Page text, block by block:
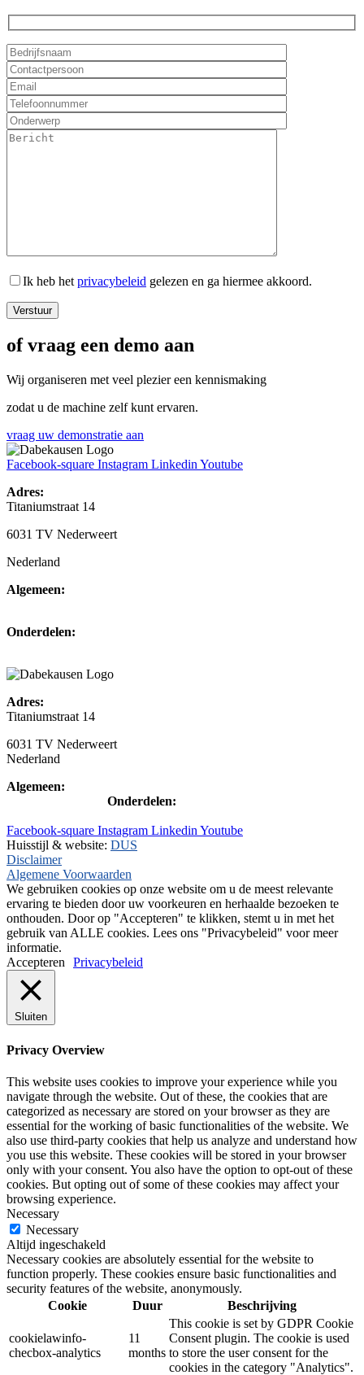
Ik heb het privacybeleid gelezen en ga hiermee akkoord.
of vraag een demo aan
Wij organiseren met veel plezier een kennismaking
zodat u de machine zelf kunt ervaren.
vraag uw demonstratie aan
Facebook-square Instagram Linkedin Youtube
Adres:
Titaniumstraat 14
6031 TV Nederweert
Nederland
Algemeen:
Onderdelen:
Adres:
Titaniumstraat 14
6031 TV Nederweert
Nederland
Algemeen:
Onderdelen:
Facebook-square Instagram Linkedin Youtube
Huisstijl & website: DUS
Disclaimer
Algemene Voorwaarden
We gebruiken cookies op onze website om u de meest relevante
ervaring te bieden door uw voorkeuren en herhaalde bezoeken te
onthouden. Door op "Accepteren" te klikken, stemt u in met het
gebruik van ALLE cookies. Lees ons "Privacybeleid" voor meer
informatie.
Accepteren
Privacybeleid
Sluiten
Privacy Overview
This website uses cookies to improve your experience while you
navigate through the website. Out of these, the cookies that are
categorized as necessary are stored on your browser as they are
essential for the working of basic functionalities of the website. We
also use third-party cookies that help us analyze and understand how
you use this website. These cookies will be stored in your browser
only with your consent. You also have the option to opt-out of these
cookies. But opting out of some of these cookies may affect your
browsing experience.
Necessary
Necessary
Altijd ingeschakeld
Necessary cookies are absolutely essential for the website to
function properly. These cookies ensure basic functionalities and
security features of the website, anonymously.
Cookie
Duur Beschrijving
cookielawinfo-
checbox-analytics
11
months
This cookie is set by GDPR Cookie
Consent plugin. The cookie is used
to store the user consent for the
cookies in the category "Analytics".